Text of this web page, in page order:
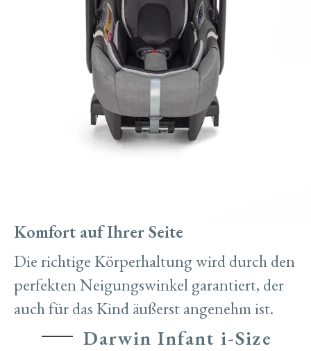
Komfort auf Ihrer Seite
Die richtige Körperhaltung wird durch den
perfekten Neigungswinkel garantiert, der
auch für das Kind äußerst angenehm ist.
Darwin Infant i-Size